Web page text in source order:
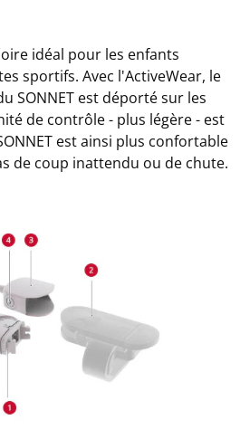
idéal pour les enfants
sportifs. Avec l'ActiveWear, le
SONNET est déporté sur les
de contrôle - plus légère - est
est ainsi plus confortable
de coup inattendu ou de chute.